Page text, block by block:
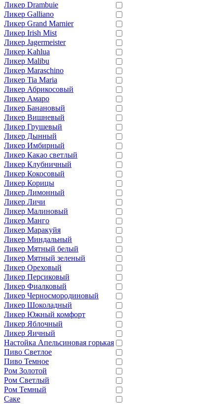
Ликер Drambuie
Ликер Galliano
Ликер Grand Marnier
Ликер Irish Mist
Ликер Jagermeister
Ликер Kahlua
Ликер Malibu
Ликер Maraschino
Ликер Tia Maria
Ликер Абрикосовый
Ликер Амаро
Ликер Банановый
Ликер Вишневый
Ликер Грушевый
Ликер Дынный
Ликер Имбирный
Ликер Какао светлый
Ликер Клубничный
Ликер Кокосовый
Ликер Корицы
Ликер Лимонный
Ликер Личи
Ликер Малиновый
Ликер Манго
Ликер Маракуйя
Ликер Миндальный
Ликер Мятный белый
Ликер Мятный зеленый
Ликер Ореховый
Ликер Персиковый
Ликер Фиалковый
Ликер Черносмородиновый
Ликер Шоколадный
Ликер Южный комфорт
Ликер Яблочный
Ликер Яичный
Настойка Апельсиновая горькая
Пиво Светлое
Пиво Темное
Ром Золотой
Ром Светлый
Ром Темный
Саке